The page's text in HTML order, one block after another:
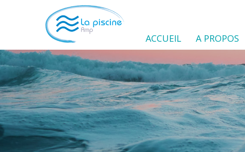
ACCUEIL A PROPOS